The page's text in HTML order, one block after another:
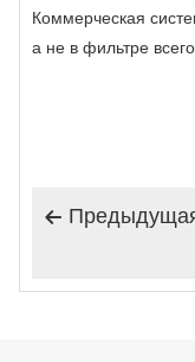
Коммерческая
а не в фильтре
